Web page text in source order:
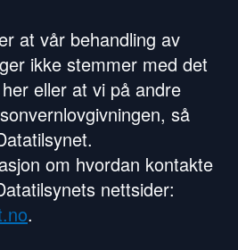
at vår behandling av
ikke stemmer med det
eller at vi på andre
så
om hvordan kontakte
nettsider:
.